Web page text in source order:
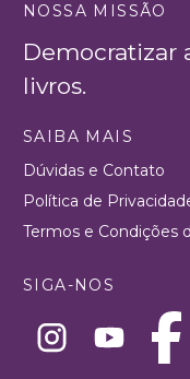
NOSSA MISSÃO
Democratizar
livros.
SAIBA MAIS
Dúvidas e Contato
Política de
Termos e Condições
SIGA-NOS